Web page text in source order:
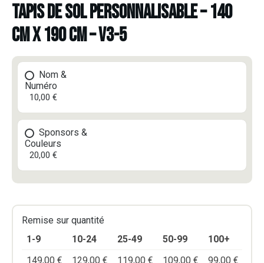
TAPIS DE SOL PERSONNALISABLE – 140
CM X 190 CM – V3-5
Nom &
Numéro
10,00 €
Sponsors &
Couleurs
20,00 €
Remise sur quantité
1-9
10-24 25-49 50-99
100+
149,00 € 129,00 € 119,00 € 109,00 € 99,00 €